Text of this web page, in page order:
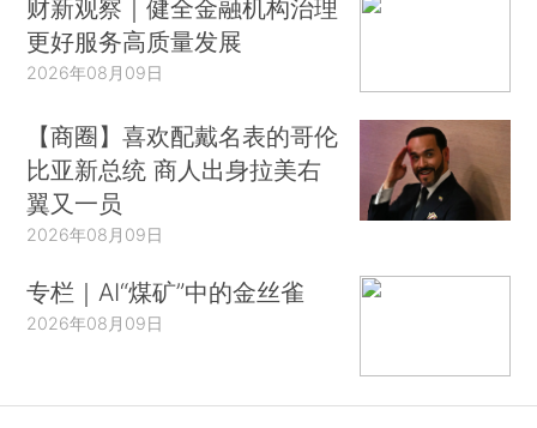
财新观察｜健全金融机构治理
更好服务高质量发展
2026年08月09日
【商圈】喜欢配戴名表的哥伦
比亚新总统 商人出身拉美右
翼又一员
2026年08月09日
专栏｜AI“煤矿”中的金丝雀
2026年08月09日